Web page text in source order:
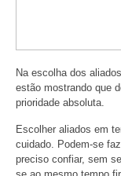
Na escolha dos
estão mostrando que
prioridade absoluta.
Escolher aliados em
cuidado. Podem-se
preciso confiar, sem